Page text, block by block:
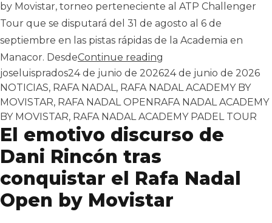
by Movistar, torneo perteneciente al ATP Challenger
Tour que se disputará del 31 de agosto al 6 de
septiembre en las pistas rápidas de la Academia en
Manacor. DesdeContinue reading
Publicado por
joseluisprados24 de junio de 202624 de junio de 2026
NOTICIAS, RAFA NADAL, RAFA NADAL ACADEMY BY
MOVISTAR, RAFA NADAL OPEN Tags:
RAFA NADAL ACADEMY
BY MOVISTAR, RAFA NADAL ACADEMY PADEL TOUR
El emotivo discurso de
Dani Rincón tras
conquistar el Rafa Nadal
Open by Movistar